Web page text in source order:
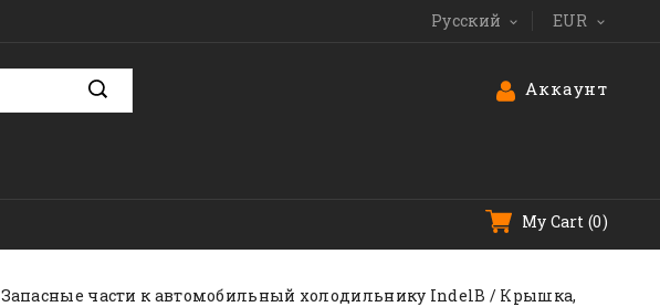
Русский  EUR 
Аккаунт
My Cart (0)
Запасные части к автомобильный холодильнику IndelB
Крышка,